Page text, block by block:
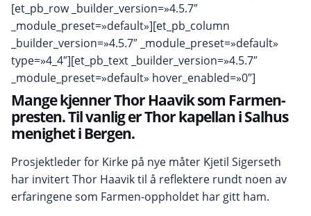
[et_pb_row _builder_version=»4.5.7″
_module_preset=»default»][et_pb_column
_builder_version=»4.5.7″ _module_preset=»default»
type=»4_4″][et_pb_text _builder_version=»4.5.7″
_module_preset=»default» hover_enabled=»0″]
Mange kjenner Thor Haavik som Farmen-
presten. Til vanlig er Thor kapellan i Salhus
menighet i Bergen.
Prosjektleder for Kirke på nye måter Kjetil Sigerseth
har invitert Thor Haavik til å reflektere rundt noen av
erfaringene som Farmen-oppholdet har gitt ham.